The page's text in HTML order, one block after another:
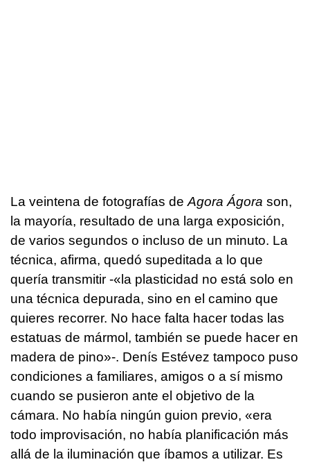
La veintena de fotografías de Agora Ágora son,
la mayoría, resultado de una larga exposición,
de varios segundos o incluso de un minuto. La
técnica, afirma, quedó supeditada a lo que
quería transmitir -«la plasticidad no está solo en
una técnica depurada, sino en el camino que
quieres recorrer. No hace falta hacer todas las
estatuas de mármol, también se puede hacer en
madera de pino»-. Denís Estévez tampoco puso
condiciones a familiares, amigos o a sí mismo
cuando se pusieron ante el objetivo de la
cámara. No había ningún guion previo, «era
todo improvisación, no había planificación más
allá de la iluminación que íbamos a utilizar. Es